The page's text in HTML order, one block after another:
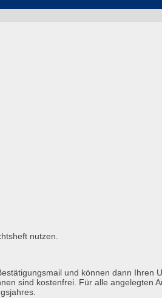
nutzen.
und können dann Ihren
sind kostenfrei. Für alle angelegten